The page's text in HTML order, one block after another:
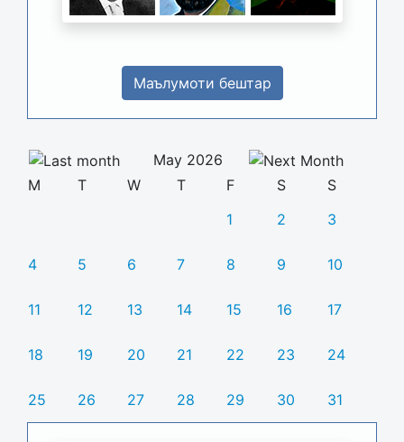
Маълумоти бештар
May 2026
M
T W T F S
S
1
2 3
4 5 6 7 8 9 10
11 12 13 14 15 16 17
18 19 20 21 22 23 24
25 26 27 28 29 30 31